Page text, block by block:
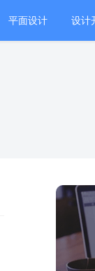
平面设计 设计